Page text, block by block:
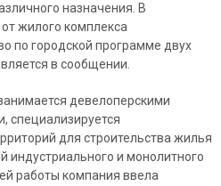
назначения. В
жилого комплекса
по городской программе двух
в сообщении.
девелоперскими
специализируется
для строительства жилья
индустриального и монолитного
работы компания ввела